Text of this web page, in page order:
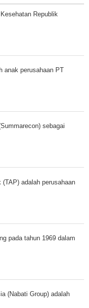
Republik
anak perusahaan PT
sebagai
adalah perusahaan
pada tahun 1969 dalam
(Nabati Group) adalah